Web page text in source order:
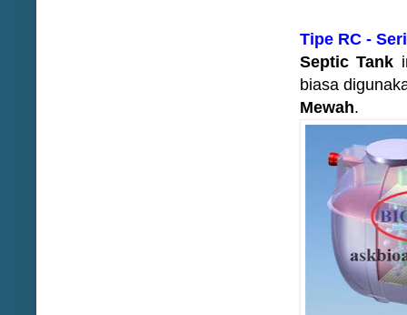
Tipe RC -
Septic Tank
biasa
Mewah.